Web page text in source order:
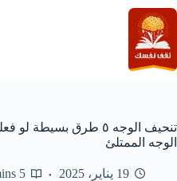
التجاوز
إلى
المحتوى
تنحيف الوجه ٥ طرق
الوجه الممتلئ
19 يناير، 2025 5 mins